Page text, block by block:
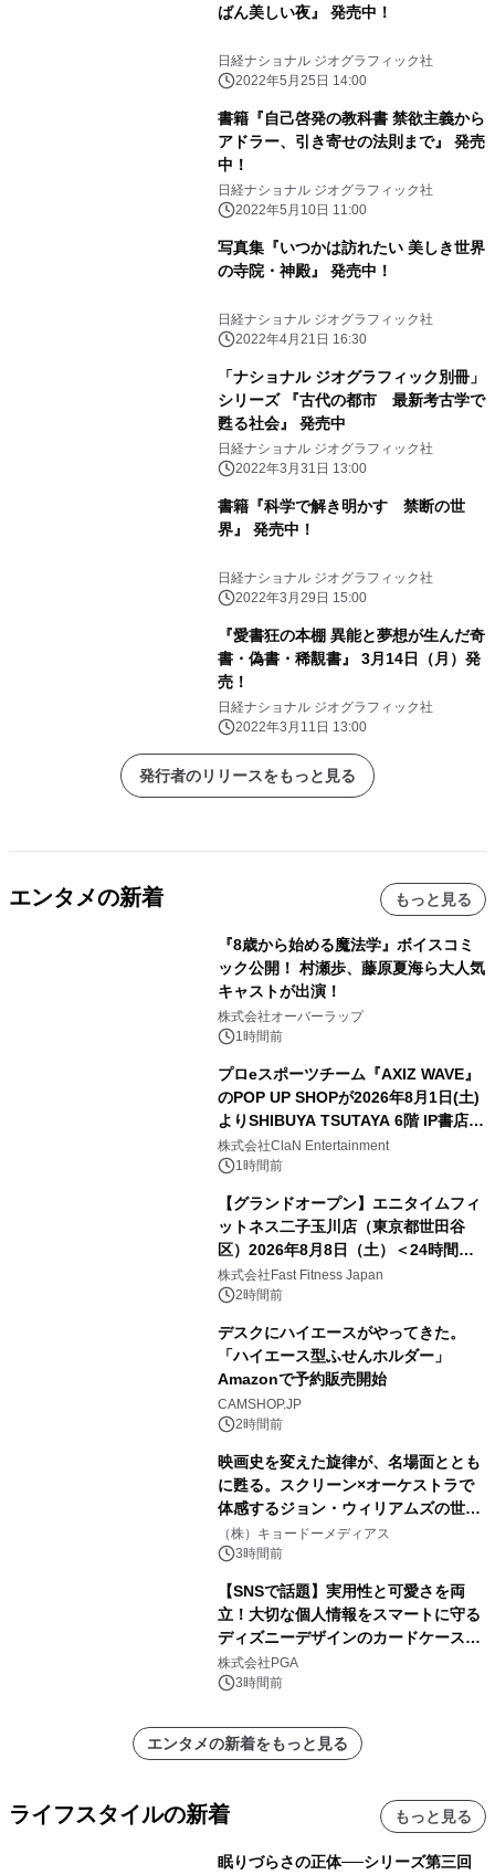
ばん美しい夜』 発売中！
日経ナショナル ジオグラフィック社
2022年5月25日 14:00
書籍『自己啓発の教科書 禁欲主義から
アドラー、引き寄せの法則まで』 発売
中！
日経ナショナル ジオグラフィック社
2022年5月10日 11:00
写真集『いつかは訪れたい 美しき世界
の寺院・神殿』 発売中！
日経ナショナル ジオグラフィック社
2022年4月21日 16:30
「ナショナル ジオグラフィック別冊」
シリーズ 『古代の都市 最新考古学で
甦る社会』 発売中
日経ナショナル ジオグラフィック社
2022年3月31日 13:00
書籍『科学で解き明かす 禁断の世
界』 発売中！
日経ナショナル ジオグラフィック社
2022年3月29日 15:00
『愛書狂の本棚 異能と夢想が生んだ奇
書・偽書・稀覯書』 3月14日（月）発
売！
日経ナショナル ジオグラフィック社
2022年3月11日 13:00
発行者のリリースをもっと見る
エンタメの新着 もっと見る
『8歳から始める魔法学』ボイスコミ
ック公開！ 村瀬歩、藤原夏海ら大人気
キャストが出演！
株式会社オーバーラップ
1時間前
プロeスポーツチーム『AXIZ WAVE』
のPOP UP SHOPが2026年8月1日(土)
よりSHIBUYA TSUTAYA 6階 IP書店で
開催決定！！
株式会社ClaN Entertainment
1時間前
【グランドオープン】エニタイムフィ
ットネス二子玉川店（東京都世田谷
区）2026年8月8日（土）＜24時間年
中無休のフィットネスジム＞
株式会社Fast Fitness Japan
2時間前
デスクにハイエースがやってきた。
「ハイエース型ふせんホルダー」
Amazonで予約販売開始
CAMSHOP.JP
2時間前
映画史を変えた旋律が、名場面ととも
に甦る。スクリーン×オーケストラで
体感するジョン・ウィリアムズの世
界。ジョン・ウィリアムズ：シネマ・
スペクタキュラー・コンサート 開催決
定！
（株）キョードーメディアス
3時間前
【SNSで話題】実用性と可愛さを両
立！大切な個人情報をスマートに守る
ディズニーデザインのカードケースを
株式会社PGAが8月7日発売
株式会社PGA
3時間前
エンタメの新着をもっと見る
ライフスタイルの新着 もっと見る
眠りづらさの正体──シリーズ第三回